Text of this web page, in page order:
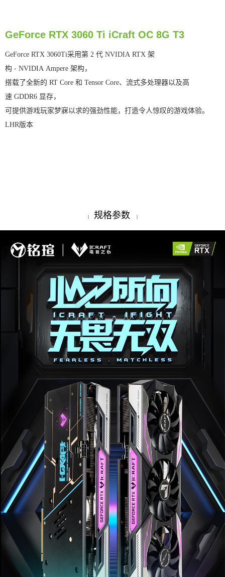
GeForce RTX 3060 Ti iCraft OC 8G T3
GeForce RTX 3060Ti采用第 2 代 NVIDIA RTX 架
构 - NVIDIA Ampere 架构，
搭载了全新的 RT Core 和 Tensor Core、流式多处理器以及高
速 GDDR6 显存，
可提供游戏玩家梦寐以求的强劲性能，打造令人惊叹的游戏体验。
LHR版本
| 规格参数 |